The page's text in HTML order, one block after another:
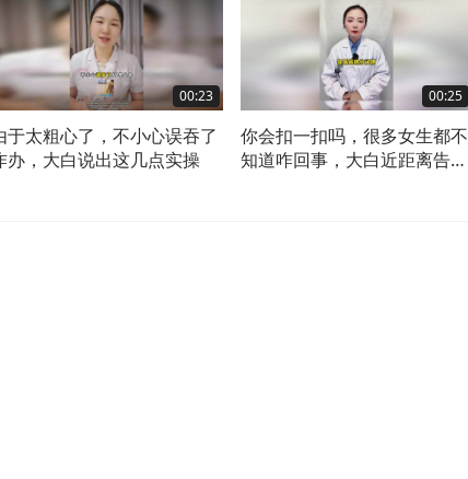
00:23
于太粗心了，不小心误吞了
办，大白说出这几点实操
00:25
你会扣一扣吗，很多女生都不
知道咋回事，大白近距离告诉